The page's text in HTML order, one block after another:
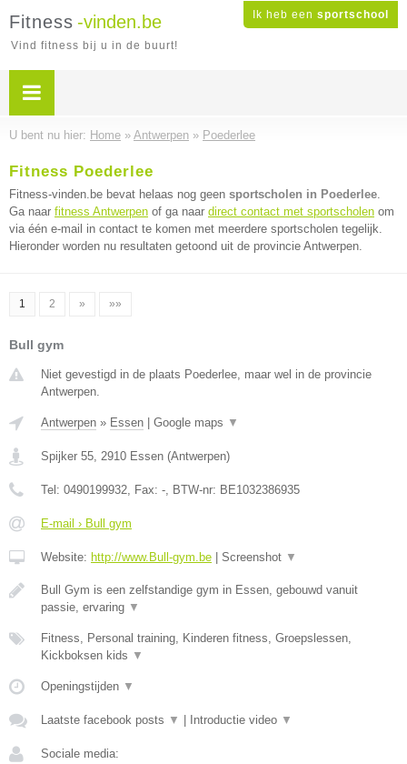
Ik heb een sportschool
Fitness -vinden.be
Vind fitness bij u in de buurt!
U bent nu hier: Home » Antwerpen » Poederlee
Fitness Poederlee
Fitness-vinden.be bevat helaas nog geen sportscholen in Poederlee.
Ga naar fitness Antwerpen of ga naar direct contact met sportscholen om
via één e-mail in contact te komen met meerdere sportscholen tegelijk.
Hieronder worden nu resultaten getoond uit de provincie Antwerpen.
1 2 » »»
Bull gym
Niet gevestigd in de plaats Poederlee, maar wel in de provincie
Antwerpen.
Antwerpen » Essen Google maps ▼
Spijker 55, 2910 Essen (Antwerpen)
Tel: 0490199932, Fax: -, BTW-nr: BE1032386935
E-mail › Bull gym
Website: http://www.Bull-gym.be Screenshot ▼
Bull Gym is een zelfstandige gym in Essen, gebouwd vanuit
passie, ervaring ▼
Fitness, Personal training, Kinderen fitness, Groepslessen,
Kickboksen kids ▼
Openingstijden ▼
Laatste facebook posts ▼ Introductie video ▼
Sociale media: